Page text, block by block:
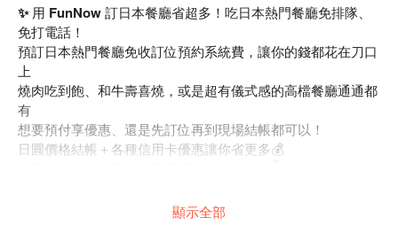
✨ 用 FunNow 訂日本餐廳省超多！吃日本熱門餐廳免排隊、
免打電話！
預訂日本熱門餐廳免收訂位預約系統費，讓你的錢都花在刀口
上
燒肉吃到飽、和牛壽喜燒，或是超有儀式感的高檔餐廳通通都
有
想要預付享優惠、還是先訂位再到現場結帳都可以！
日圓價格結帳＋各種信用卡優惠讓你省更多💰
顯示全部